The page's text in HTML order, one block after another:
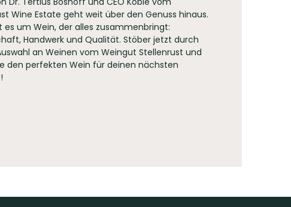
Wine Estate geht weit über den Genuss hinaus.
es um Wein, der alles zusammenbringt:
Handwerk und Qualität. Stöber jetzt durch
an Weinen vom Weingut Stellenrust und
den perfekten Wein für deinen nächsten